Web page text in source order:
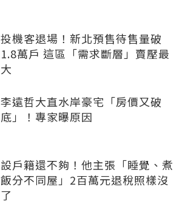
投機客退場！新北預售待售量破
1.8萬戶 這區「需求斷層」賣壓最
大
李遠哲大直水岸豪宅「房價又破
底」！專家曝原因
設戶籍還不夠！他主張「睡覺、煮
飯分不同屋」2百萬元退稅照樣沒
了